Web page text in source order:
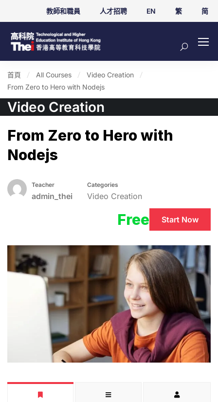
教師和職員 人才招聘 EN 繁 简
首頁 All Courses
Video Creation
From Zero to Hero with Nodejs
Video Creation
From Zero to Hero with
Nodejs
Teacher
admin_thei
Categories
Video Creation
Free Start Now